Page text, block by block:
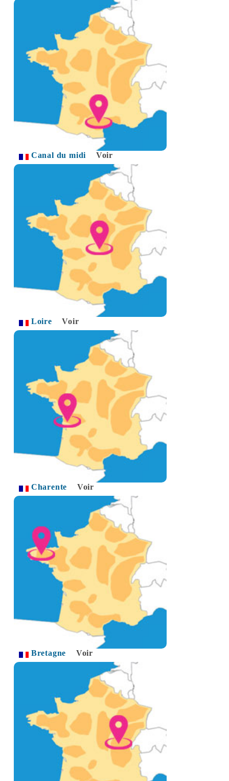
Canal du midi Voir
Loire Voir
Charente Voir
Bretagne Voir